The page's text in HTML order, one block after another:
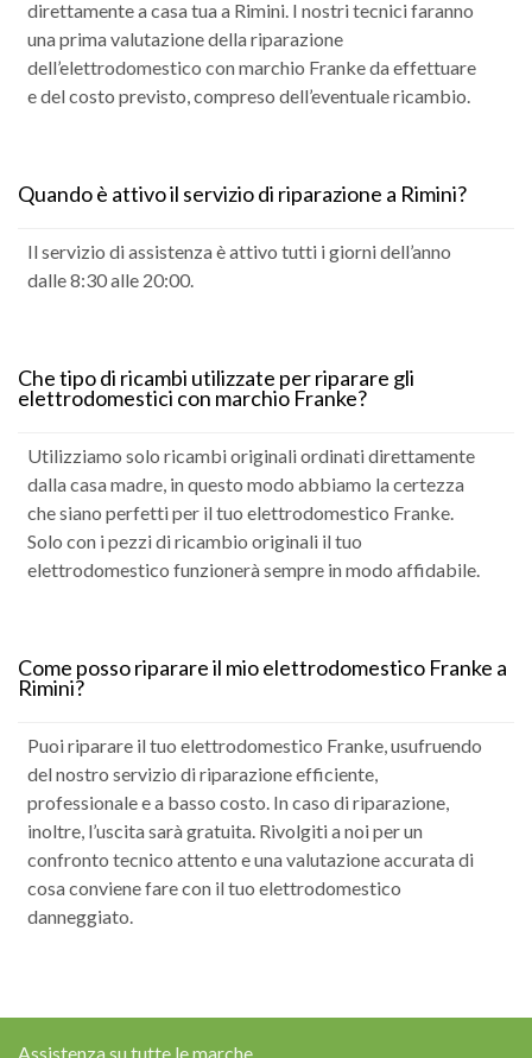
direttamente a casa tua a Rimini. I nostri tecnici faranno
una prima valutazione della riparazione
dell’elettrodomestico con marchio Franke da effettuare
e del costo previsto, compreso dell’eventuale ricambio.
Quando è attivo il servizio di riparazione a Rimini?
Il servizio di assistenza è attivo tutti i giorni dell’anno
dalle 8:30 alle 20:00.
Che tipo di ricambi utilizzate per riparare gli
elettrodomestici con marchio Franke?
Utilizziamo solo ricambi originali ordinati direttamente
dalla casa madre, in questo modo abbiamo la certezza
che siano perfetti per il tuo elettrodomestico Franke.
Solo con i pezzi di ricambio originali il tuo
elettrodomestico funzionerà sempre in modo affidabile.
Come posso riparare il mio elettrodomestico Franke a
Rimini?
Puoi riparare il tuo elettrodomestico Franke, usufruendo
del nostro servizio di riparazione efficiente,
professionale e a basso costo. In caso di riparazione,
inoltre, l’uscita sarà gratuita. Rivolgiti a noi per un
confronto tecnico attento e una valutazione accurata di
cosa conviene fare con il tuo elettrodomestico
danneggiato.
Assistenza su tutte le marche